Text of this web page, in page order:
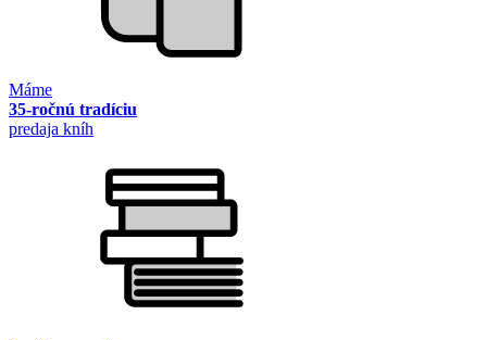
Máme
35-ročnú tradíciu
predaja kníh